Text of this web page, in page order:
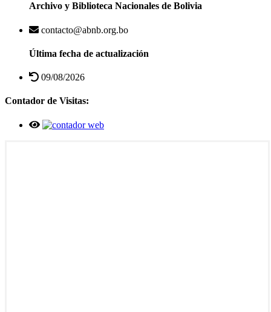
Archivo y Biblioteca Nacionales de Bolivia
contacto@abnb.org.bo
Última fecha de actualización
09/08/2026
Contador de Visitas: